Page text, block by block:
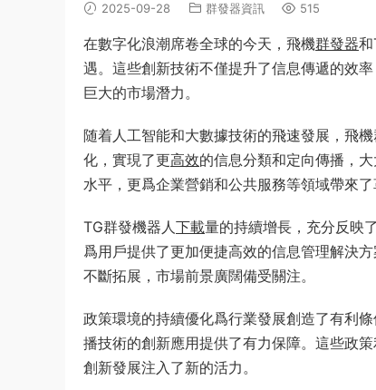
2025-09-28 群發器資訊 515
在數字化浪潮席卷全球的今天，飛機群發器和
遇。這些創新技術不僅提升了信息傳遞的效
巨大的市場潛力。
随着人工智能和大數據技術的飛速發展，飛
化，實現了更高效的信息分類和定向傳播，
水平，更爲企業營銷和公共服務等領域帶來了
TG群發機器人下載量的持續增長，充分反映
爲用戶提供了更加便捷高效的信息管理解決
不斷拓展，市場前景廣闊備受關注。
政策環境的持續優化爲行業發展創造了有利
播技術的創新應用提供了有力保障。這些政
創新發展注入了新的活力。